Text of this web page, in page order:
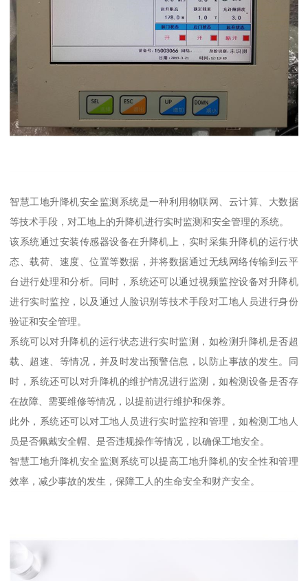
智慧工地升降机安全监测系统是一种利用物联网、云计算、大数据
等技术手段，对工地上的升降机进行实时监测和安全管理的系统。
该系统通过安装传感器设备在升降机上，实时采集升降机的运行状
态、载荷、速度、位置等数据，并将数据通过无线网络传输到云平
台进行处理和分析。同时，系统还可以通过视频监控设备对升降机
进行实时监控，以及通过人脸识别等技术手段对工地人员进行身份
验证和安全管理。
系统可以对升降机的运行状态进行实时监测，如检测升降机是否超
载、超速、等情况，并及时发出预警信息，以防止事故的发生。同
时，系统还可以对升降机的维护情况进行监测，如检测设备是否存
在故障、需要维修等情况，以提前进行维护和保养。
此外，系统还可以对工地人员进行实时监控和管理，如检测工地人
员是否佩戴安全帽、是否违规操作等情况，以确保工地安全。
智慧工地升降机安全监测系统可以提高工地升降机的安全性和管理
效率，减少事故的发生，保障工人的生命安全和财产安全。